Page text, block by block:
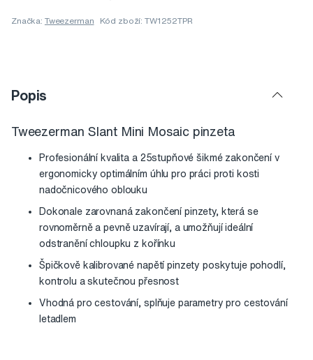
Značka: Tweezerman Kód zboží: TW1252TPR
Popis
Tweezerman Slant Mini Mosaic pinzeta
Profesionální kvalita a 25stupňové šikmé zakončení v
ergonomicky optimálním úhlu pro práci proti kosti
nadočnicového oblouku
Dokonale zarovnaná zakončení pinzety, která se
rovnoměrně a pevně uzavírají, a umožňují ideální
odstranění chloupku z kořínku
Špičkově kalibrované napětí pinzety poskytuje pohodlí,
kontrolu a skutečnou přesnost
Vhodná pro cestování, splňuje parametry pro cestování
letadlem